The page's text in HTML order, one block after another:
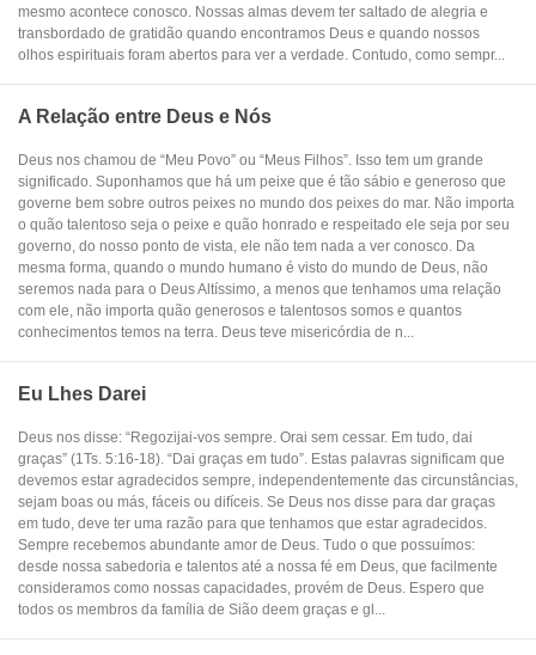
mesmo acontece conosco. Nossas almas devem ter saltado de alegria e
transbordado de gratidão quando encontramos Deus e quando nossos
olhos espirituais foram abertos para ver a verdade. Contudo, como sempr...
A Relação entre Deus e Nós
Deus nos chamou de “Meu Povo” ou “Meus Filhos”. Isso tem um grande
significado. Suponhamos que há um peixe que é tão sábio e generoso que
governe bem sobre outros peixes no mundo dos peixes do mar. Não importa
o quão talentoso seja o peixe e quão honrado e respeitado ele seja por seu
governo, do nosso ponto de vista, ele não tem nada a ver conosco. Da
mesma forma, quando o mundo humano é visto do mundo de Deus, não
seremos nada para o Deus Altíssimo, a menos que tenhamos uma relação
com ele, não importa quão generosos e talentosos somos e quantos
conhecimentos temos na terra. Deus teve misericórdia de n...
Eu Lhes Darei
Deus nos disse: “Regozijai-vos sempre. Orai sem cessar. Em tudo, dai
graças” (1Ts. 5:16-18). “Dai graças em tudo”. Estas palavras significam que
devemos estar agradecidos sempre, independentemente das circunstâncias,
sejam boas ou más, fáceis ou difíceis. Se Deus nos disse para dar graças
em tudo, deve ter uma razão para que tenhamos que estar agradecidos.
Sempre recebemos abundante amor de Deus. Tudo o que possuímos:
desde nossa sabedoria e talentos até a nossa fé em Deus, que facilmente
consideramos como nossas capacidades, provém de Deus. Espero que
todos os membros da família de Sião deem graças e gl...